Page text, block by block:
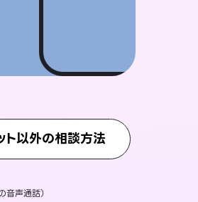
ト以外の相談方法
音声通話）